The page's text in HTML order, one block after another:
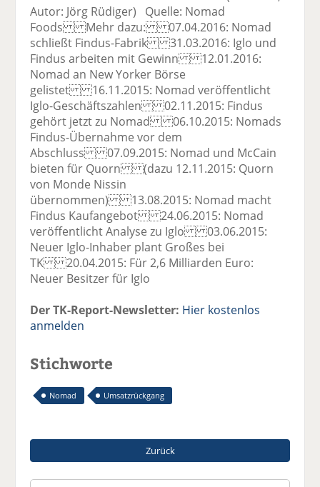
Autor: Jörg Rüdiger) Quelle: Nomad
Foods Mehr dazu: 07.04.2016: Nomad
schließt Findus-Fabrik 31.03.2016: Iglo und
Findus arbeiten mit Gewinn 12.01.2016:
Nomad an New Yorker Börse
gelistet 16.11.2015: Nomad veröffentlicht
Iglo-Geschäftszahlen 02.11.2015: Findus
gehört jetzt zu Nomad 06.10.2015: Nomads
Findus-Übernahme vor dem
Abschluss 07.09.2015: Nomad und McCain
bieten für Quorn (dazu 12.11.2015: Quorn
von Monde Nissin
übernommen) 13.08.2015: Nomad macht
Findus Kaufangebot 24.06.2015: Nomad
veröffentlicht Analyse zu Iglo 03.06.2015:
Neuer Iglo-Inhaber plant Großes bei
TK 20.04.2015: Für 2,6 Milliarden Euro:
Neuer Besitzer für Iglo
Der TK-Report-Newsletter: Hier kostenlos
anmelden
Stichworte
Nomad Umsatzrückgang
Zurück